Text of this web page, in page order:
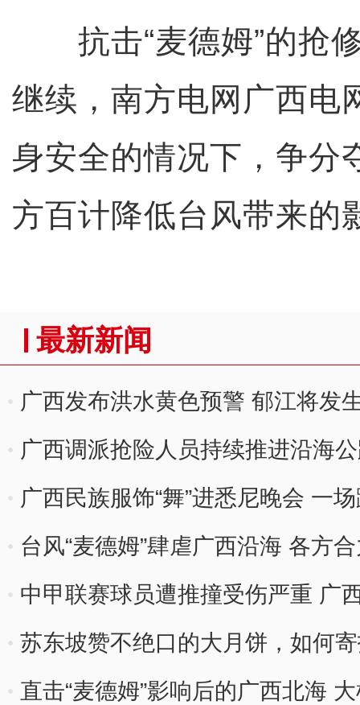
抗击“麦德姆”的抢
继续，南方电网广西电
身安全的情况下，争分
方百计降低台风带来的
最新新闻
广西发布洪水黄色预警 郁江将发
广西调派抢险人员持续推进沿海
广西民族服饰“舞”进悉尼晚会 一
台风“麦德姆”肆虐广西沿海 各方
中甲联赛球员遭推撞受伤严重 广
苏东坡赞不绝口的大月饼，如何
直击“麦德姆”影响后的广西北海